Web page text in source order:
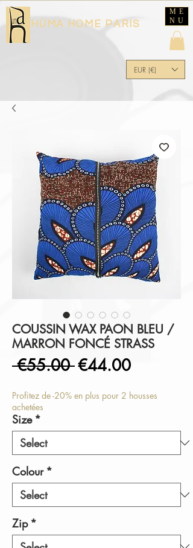
EUR (€)
ME
NU
HÙMA HOME PARIS
COUSSIN WAX PAON BLEU /
MARRON FONCÉ STRASS
€55.00 Regular
€44.00Sale
Profitez de -20% en plus pour 2 housses
achetées
Size *
Colour *
Zip *